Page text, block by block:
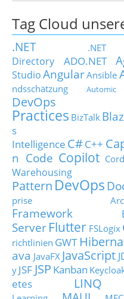
Tag Cloud
.NET
Directory
ADO.NET
StudioAngularAnsible
ndsschätzung
Automic
DevOps
Practices BizTalk
s
Intelligence C#C++
n Code Copilot
Warehousing
Pattern DevOps
prise
Framework
Server Flutter FSLogix
richtlinien GWT
ava JavaFX JavaScript
y JSF JSP Kanban
etes
LINQ